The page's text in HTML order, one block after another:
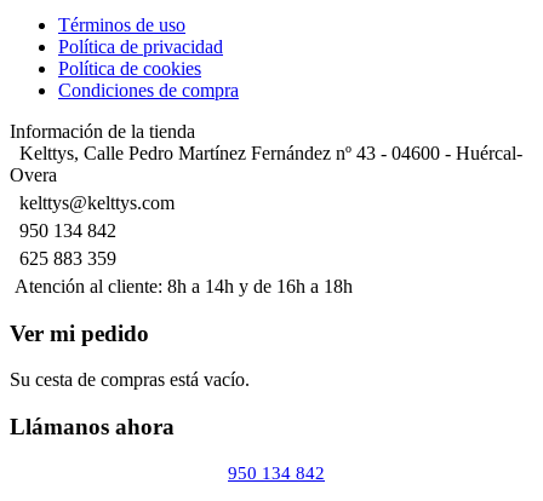
Términos de uso
Política de privacidad
Política de cookies
Condiciones de compra
Información de la tienda
Kelttys, Calle Pedro Martínez Fernández nº 43 - 04600 - Huércal-
Overa
kelttys@kelttys.com
950 134 842
625 883 359
Atención al cliente: 8h a 14h y de 16h a 18h
Ver mi pedido
Su cesta de compras está vacío.
Llámanos ahora
950 134 842